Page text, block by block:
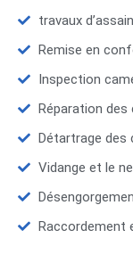
travaux
Remise en
Inspection
Réparation des
Détartrage des
Vidange et le
Raccordement